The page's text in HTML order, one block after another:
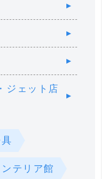
ジェット店
テリア館